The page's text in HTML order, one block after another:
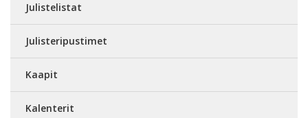
Julistelistat
Julisteripustimet
Kaapit
Kalenterit